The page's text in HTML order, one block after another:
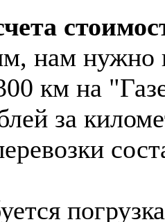
нам нужно
км на
за